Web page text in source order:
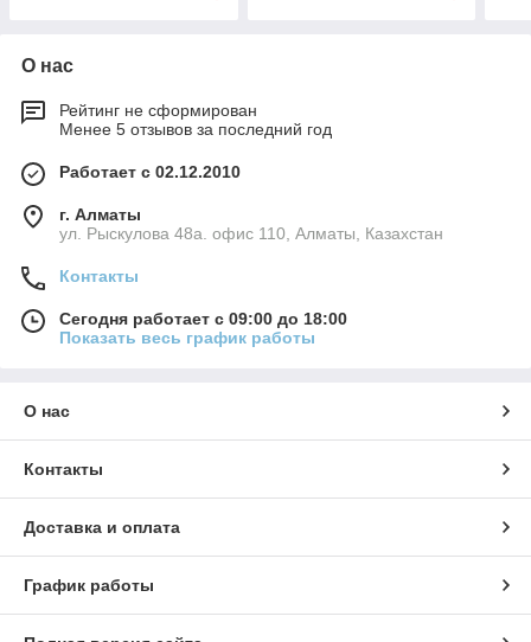
О нас
Рейтинг не сформирован
Менее 5 отзывов за последний год
Работает с 02.12.2010
г. Алматы
ул. Рыскулова 48а. офис 110, Алматы, Казахстан
Контакты
Сегодня работает с 09:00 до 18:00
Показать весь график работы
О нас
Контакты
Доставка и оплата
График работы